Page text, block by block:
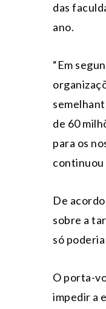
das
ano.
“Em
de 60
para os
continuou
De
sobre a
só
O porta-
impedir a